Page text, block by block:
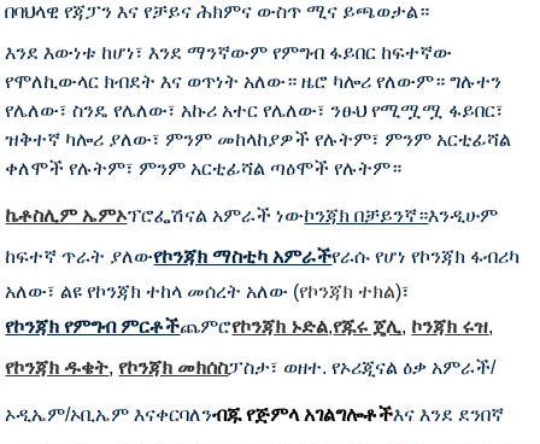
በባህላዊ የጃፓን እና የቻይና ሕክምና ውስጥ ሚና ይጫወታል።
እንደ እውነቱ ከሆነ፣ እንደ ማንኛውም የምግብ ፋይበር ከፍተኛው
የሞለኪውላር ክብደት እና ወጥነት አለው። ዜሮ ካሎሪ የለውም። ግሉተን
የሌለው፣ ስንዴ የሌለው፣ አኩሪ አተር የሌለው፣ ንፁህ የሚሟሟ ፋይበር፣
ዝቅተኛ ካሎሪ ያለው፣ ምንም መከላከያዎች የሉትም፣ ምንም አርቲፊሻል
ቀለሞች የሉትም፣ ምንም አርቲፊሻል ጣዕሞች የሉትም።
ኬቶስሊም ኤምኦፕሮፌሽናል አምራች ነውኮንጃክ በቻይንኛ።እንዲሁም
ከፍተኛ ጥራት ያለውየኮንጃክ ማስቲካ አምራችየራሱ የሆነ የኮንጃክ ፋብሪካ
አለው፣ ልዩ የኮንጃክ ተከላ መሰረት አለው (የኮንጃክ ተክል)፣
የኮንጃክ የምግብ ምርቶችጨምሮየኮንጃክ ኑድል,የጁሩ ጄሊ, ኮንጃክ ሩዝ,
የኮንጃክ ዱቄት,የኮንጃክ መክሰስፓስታ፣ ወዘተ. የኦሪጂናል ዕቃ አምራች/
ኦዲኤም/ኦቢኤም እናቀርባለንብጁ የጅምላ አገልግሎቶችእና እንደ ደንበኛ